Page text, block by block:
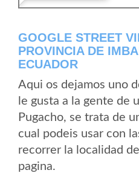
GOOGLE STREET
PROVINCIA DE
ECUADOR
Aqui os dejamos uno
le gusta a la gente de
Pugacho, se trata de
cual podeis usar con
recorrer la localidad
pagina.